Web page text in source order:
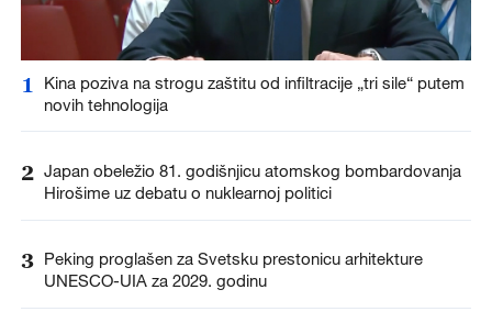
1
Kina poziva na strogu zaštitu od infiltracije „tri sile“ putem
novih tehnologija
2 Japan obeležio 81. godišnjicu atomskog bombardovanja
Hirošime uz debatu o nuklearnoj politici
3 Peking proglašen za Svetsku prestonicu arhitekture
UNESCO-UIA za 2029. godinu